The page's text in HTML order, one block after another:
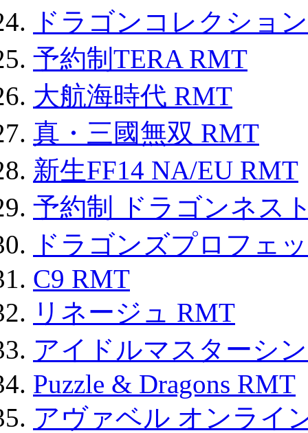
ドラゴンコレクショ
予約制TERA RMT
大航海時代 RMT
真・三國無双 RMT
新生FF14 NA/EU RMT
予約制 ドラゴンネス
ドラゴンズプロフェ
C9 RMT
リネージュ RMT
アイドルマスターシ
Puzzle & Dragons RMT
アヴァベル オンライ